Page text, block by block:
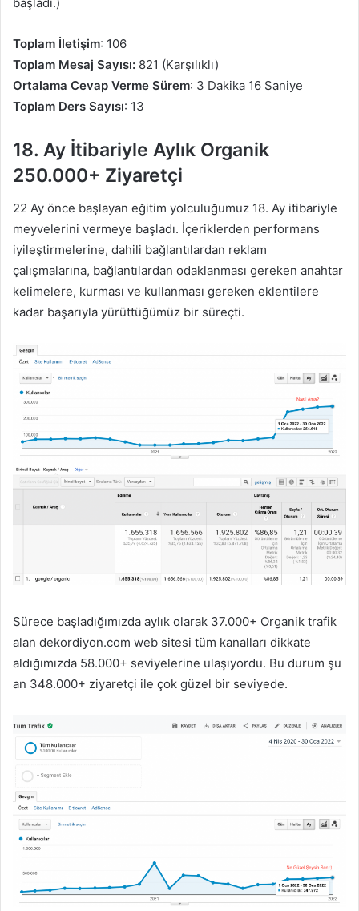
Toplam İletişim: 106
Toplam Mesaj Sayısı: 821 (Karşılıklı)
Ortalama Cevap Verme Sürem: 3 Dakika 16 Saniye
Toplam Ders Sayısı: 13
18. Ay İtibariyle Aylık Organik
250.000+ Ziyaretçi
22 Ay önce başlayan eğitim yolculuğumuz 18. Ay itibariyle
meyvelerini vermeye başladı. İçeriklerden performans
iyileştirmelerine, dahili bağlantılardan reklam
çalışmalarına, bağlantılardan odaklanması gereken anahtar
kelimelere, kurması ve kullanması gereken eklentilere
kadar başarıyla yürüttüğümüz bir süreçti.
Sürece başladığımızda aylık olarak 37.000+ Organik trafik
alan dekordiyon.com web sitesi tüm kanalları dikkate
aldığımızda 58.000+ seviyelerine ulaşıyordu. Bu durum şu
an 348.000+ ziyaretçi ile çok güzel bir seviyede.